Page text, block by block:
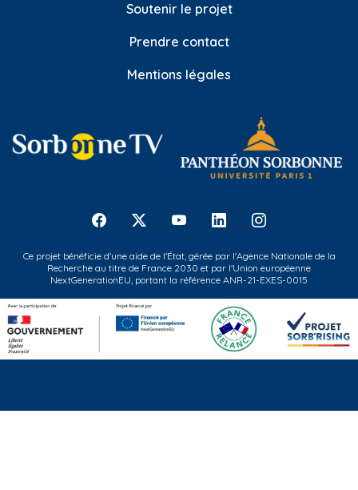
Soutenir le projet
Prendre contact
Mentions légales
Ce projet bénéficie d'une aide de l'État, gérée par l'Agence Nationale de la
Recherche au titre de France 2030 et par l'Union européenne
NextGenerationEU, portant la référence ANR-21-EXES-0015